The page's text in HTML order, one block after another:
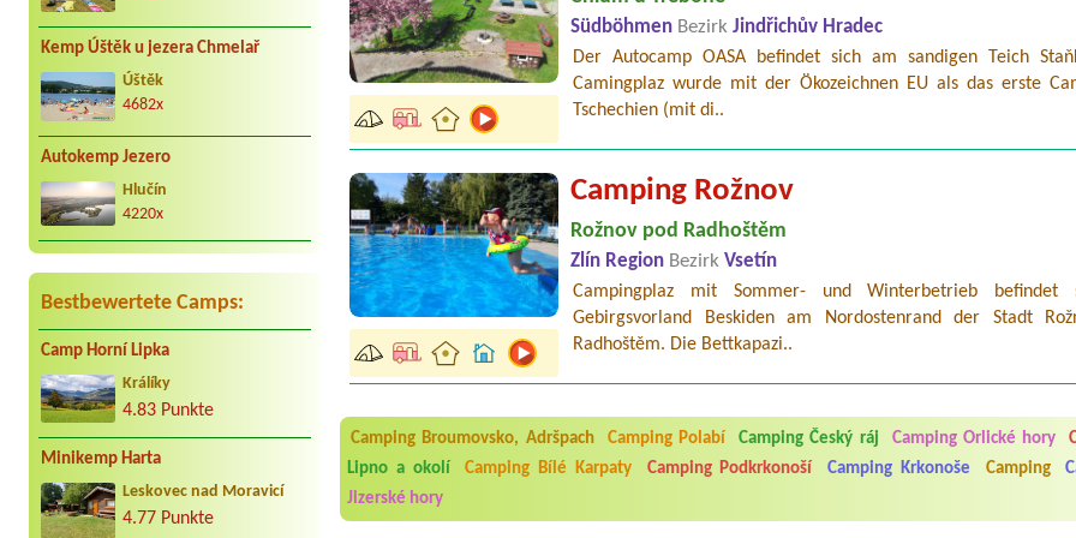
Kemp Úštěk u jezera Chmelař
Úštěk
4682x
Autokemp Jezero
Hlučín
4220x
Bestbewertete Camps:
Camp Horní Lipka
Králíky
4.83 Punkte
Minikemp Harta
Leskovec nad Moravicí
4.77 Punkte
Südböhmen Bezirk Jindřichův Hradec
Der Autocamp OASA befindet sich am sandigen Teich
Camingplaz wurde mit der Ökozeichnen EU als das erste
Tschechien (mit di..
Camping Rožnov
Rožnov pod Radhoštěm
Zlín Region Bezirk Vsetín
Campingplaz mit Sommer- und Winterbetrieb befindet
Gebirgsvorland Beskiden am Nordostenrand der Stadt
Radhoštěm. Die Bettkapazi..
Camping Broumovsko, Adršpach Camping Polabí Camping Český ráj Camping Orlické hory
Lipno a okolí
Camping Bílé Karpaty Camping Podkrkonoší Camping Krkonoše Camping
Jizerské hory
Byli jsme zde v týdnu od 25.7. do 1.8. 2026. Kemp jako takový je pěkný. V umývárně i na WC bylo
utěrky, což při množství návštěvníků není samozřejmost. V kempu je obchod a restaurace, kebab a
velice zklamalo byl celodenní hluk z repráků u stanů a absolutní bezohlednost ostatních ubytovaných.
jak na pouti- z každého koutu hrála jiná hudba.Kemp pěkný, ale takový rámus jsme ještě nezažili...
Jana*****